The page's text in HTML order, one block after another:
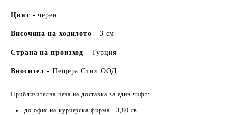
Цвят - черен
Височина на ходилото - 3 см
Страна на произход - Турция
Вносител- Пещера Стил ООД
Приблизителна цена на доставка за един чифт:
до офис на куриерска фирма - 3,80 лв.